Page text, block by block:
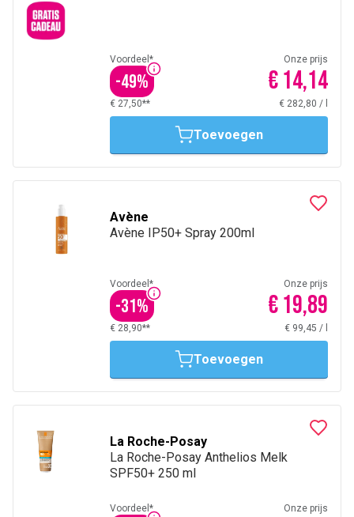
Voordeel*
-49%
Onze prijs
€ 14,14
€ 27,50** € 282,80 /
Toevoegen
Avène
Avène IP50+ Spray 200ml
Voordeel*
-31%
Onze prijs
€ 19,89
€ 28,90** € 99,45 /
Toevoegen
La Roche-Posay
La Roche-Posay Anthelios Melk
SPF50+ 250 ml
Voordeel* Onze prijs